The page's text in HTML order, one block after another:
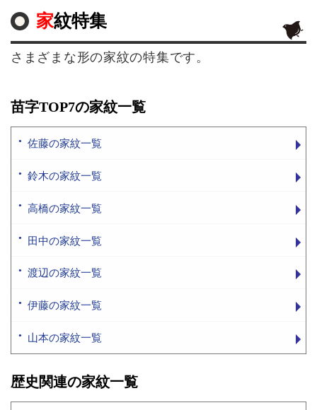
家紋特集
さまざまな形の家紋の特集です。
苗字TOP7の家紋一覧
佐藤の家紋一覧
鈴木の家紋一覧
高橋の家紋一覧
田中の家紋一覧
渡辺の家紋一覧
伊藤の家紋一覧
山本の家紋一覧
歴史関連の家紋一覧